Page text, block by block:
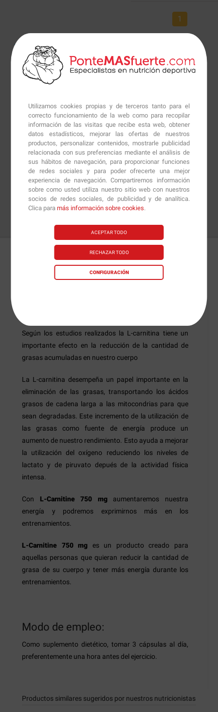
Utilizamos cookies propias y de terceros tanto para el
correcto funcionamiento de la web como para recopilar
información de las visitas que recibe esta web, obtener
datos estadísticos, mejorar las ofertas de nuestros
productos, personalizar contenidos, mostrarle publicidad
relacionada con sus preferencias mediante el análisis de
sus hábitos de navegación, para proporcionar funciones
de redes sociales y para poder ofrecerte una mejor
experiencia de navegación. Compartiremos información
sobre como usted utiliza nuestro sitio web con nuestros
socios de redes sociales, de publicidad y de analítica.
Clica paramás información sobre cookies.
ACEPTAR TODO
RECHAZAR TODO
CONFIGURACIÓN
1
Preguntas +Info
Según los estudios realizados la L-carnitina tiene un
importante efecto en la reducción de la cantidad de
grasas acumuladas en nuestro cuerpo
La L-carnitina desempeña un papel importante en la
eliminación de las grasas, transportando los ácidos
grasos de cadena larga a las mitocondrias para que
sean degradadas. Este incremento de la utilización de
las grasas como fuente de energía produce un
aumento de nuestro rendimiento. Esto ayuda a mejorar
la utilización del oxígeno reduciendo los niveles de
lactato y de piruvato depués de la actividad física
intensa.
Con L-Carnitine 750 mg aumentaremos nuestra
energía y podremos exprimirnos más en los
entrenamientos.
L-Carnitine 750 mg es un producto creado para
aquellas personas que quieran reducir la cantidad de
grasa de su cuerpo y tener más energía durante los
entrenamientos.
Modo de empleo:
Como suplemento dietético, tomar 3 cápsulas al día,
preferentemente una hora antes del ejercicio.
Productos similares sugeridos por nuestros nutricionistas